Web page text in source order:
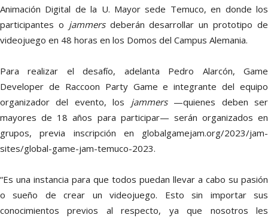
Animación Digital de la U. Mayor sede Temuco, en donde los
participantes o jammersdeberán desarrollar un prototipo de
videojuego en 48 horas en los Domos del Campus Alemania.
Para realizar el desafío, adelanta Pedro Alarcón, Game
Developer de Raccoon Party Game e integrante del equipo
organizador del evento, los jammers—quienes deben ser
mayores de 18 años para participar— serán organizados en
grupos, previa inscripción en globalgamejam.org/2023/jam-
sites/global-game-jam-temuco-2023.
“Es una instancia para que todos puedan llevar a cabo su pasión
o sueño de crear un videojuego. Esto sin importar sus
conocimientos previos al respecto, ya que nosotros les